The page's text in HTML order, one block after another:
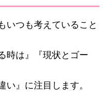
いつも考えていること
時は』『現状とゴー
』に注目します。